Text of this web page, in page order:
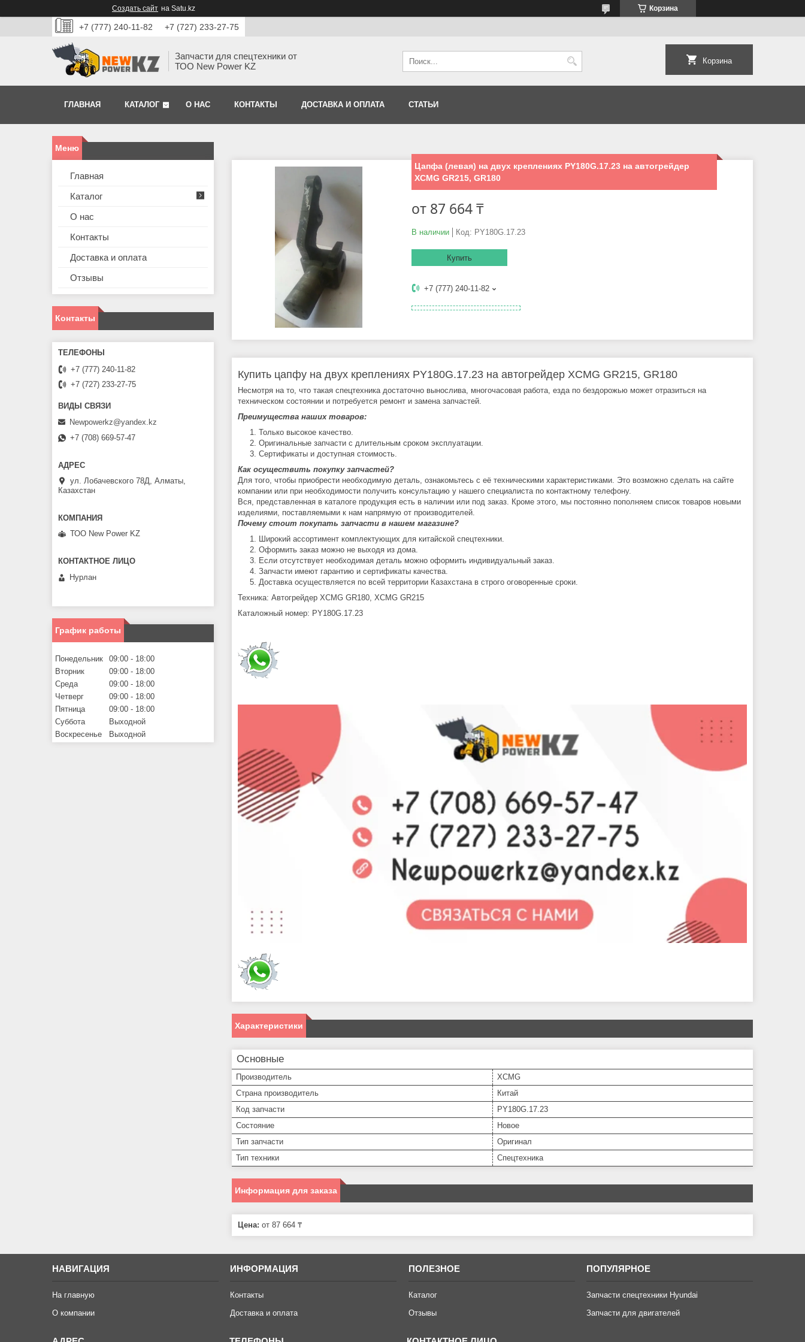
Создать сайт на Satu.kz Корзина
+7 (777) 240-11-82 +7 (727) 233-27-75
Запчасти для спецтехники от
ТОО New Power KZ
Корзина
ГЛАВНАЯ КАТАЛОГ О НАС КОНТАКТЫ ДОСТАВКА И ОПЛАТА СТАТЬИ
Цапфа (левая) на двух креплениях PY180G.17.23 на автогрейдер
XCMG GR215, GR180
от 87 664 ₸
В наличии Код: PY180G.17.23
Купить
+7 (777) 240-11-82
Купить цапфу на двух креплениях PY180G.17.23 на автогрейдер XCMG GR215, GR180
Несмотря на то, что такая спецтехника достаточно вынослива, многочасовая работа, езда по бездорожью может отразиться на
техническом состоянии и потребуется ремонт и замена запчастей.
Преимущества наших товаров:
Только высокое качество.
Оригинальные запчасти с длительным сроком эксплуатации.
Сертификаты и доступная стоимость.
Как осуществить покупку запчастей?
Для того, чтобы приобрести необходимую деталь, ознакомьтесь с её техническими характеристиками. Это возможно сделать на сайте
компании или при необходимости получить консультацию у нашего специалиста по контактному телефону.
Вся, представленная в каталоге продукция есть в наличии или под заказ. Кроме этого, мы постоянно пополняем список товаров новыми
изделиями, поставляемыми к нам напрямую от производителей.
Почему стоит покупать запчасти в нашем магазине?
Широкий ассортимент комплектующих для китайской спецтехники.
Оформить заказ можно не выходя из дома.
Если отсутствует необходимая деталь можно оформить индивидуальный заказ.
Запчасти имеют гарантию и сертификаты качества.
Доставка осуществляется по всей территории Казахстана в строго оговоренные сроки.
Техника: Автогрейдер XCMG GR180, XCMG GR215
Каталожный номер: PY180G.17.23
Характеристики
Основные
Производитель
XCMG
Страна производитель
Китай
Код запчасти
PY180G.17.23
Состояние
Новое
Тип запчасти
Оригинал
Тип техники
Спецтехника
Информация для заказа
Цена: от 87 664 ₸
Главная
Каталог
О нас
Контакты
Доставка и оплата
Отзывы
Контакты
+7 (777) 240-11-82
+7 (727) 233-27-75
Newpowerkz@yandex.kz
+7 (708) 669-57-47
ул. Лобачевского 78Д, Алматы,
Казахстан
ТОО New Power KZ
Нурлан
График работы
Понедельник 09:00
18:00
Вторник
09:00
18:00
Среда
09:00
18:00
Четверг
09:00
18:00
Пятница
09:00
18:00
Суббота
Выходной
Воскресенье
Выходной
НАВИГАЦИЯ
На главную
О компании
ИНФОРМАЦИЯ
Контакты
Доставка и оплата
ПОЛЕЗНОЕ
Каталог
Отзывы
ПОПУЛЯРНОЕ
Запчасти спецтехники Hyundai
Запчасти для двигателей